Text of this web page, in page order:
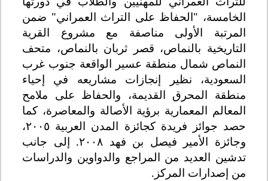
الخامسة، "الحفاظ على التراث العمراني" ضمن
المرتبة الأولى مناصفة مع مشروع القرية
التاريخية بالنماص، قصر ثربان بالنماص، متحف
النماص شمال منطقة عسير الواقعة جنوب غرب
السعودية، نظير إنجازات مشاريعه في إحياء
منطقة المحرق القديمة، والحفاظ على ملامح
المعالم المعمارية برؤية الأصالة والمعاصرة، كما
حصد جوائز فريدة كجائزة المدن العربية ٢٠٠٥،
وجائزة الأمير فيصل بن فهد ٢٠٠٨. إلى جانب
تدشين العديد من المراجع والدواوين والدراسات
من إصدارات المركز .